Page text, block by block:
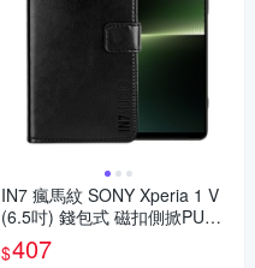
IN7 瘋馬紋 SONY Xperia 1 V
(6.5吋) 錢包式 磁扣側掀PU皮
套 吊飾孔 手機皮套保護殼
$407